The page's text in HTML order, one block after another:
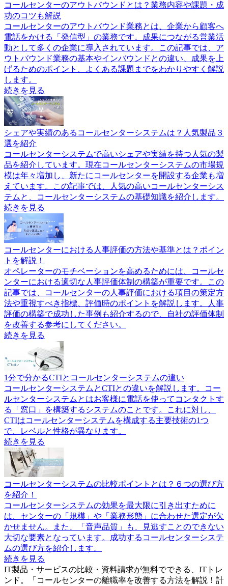
コールセンターのアウトバウンドとは？業務内容や課題・成
功のコツも解説
コールセンターのアウトバウンド業務とは、企業から顧客へ
電話をかける「発信型」の業務です。成果につながる営業活
動として多くの企業に導入されています。この記事では、ア
ウトバウンド業務の基本やインバウンドとの違い、成果を上
げるためのポイント、よくある課題までをわかりやすく解説
します。
続きを見る
シェアや実績のあるコールセンターシステムは？人気製品３
選を紹介
コールセンターシステムで高いシェアや実績を持つ人気の製
品を紹介しています。現在コールセンターシステムの市場規
模は年々増加し、新たにコールセンターを開設する企業も増
えています。この記事では、人気の高いコールセンターシス
テムと、コールセンターシステムの基礎知識を紹介します。
続きを見る
コールセンターにおける人事評価の方法や基準とは？ポイン
トを解説！
オペレーターのモチベーションを高めるためには、コールセ
ンターにおける適切な人事評価体制の構築が重要です。この
記事では、コールセンターの人事評価における項目の策定方
法や重視すべき指標、評価時のポイントを解説します。人事
評価の構築で成功した事例も紹介するので、自社の評価体制
を改善する参考にしてください。
続きを見る
1分で分かるCTIとコールセンターシステムの違い
コールセンターシステムとCTIとの違いを解説します。コー
ルセンターシステムとはお客様に電話を使ってコンタクトす
る「窓口」を構築するシステムのことです。これに対し、
CTIはコールセンターシステムを構成する主要技術の1つ
で、レベルと性格が異なります。
続きを見る
コールセンターシステムの比較ポイントとは？６つの選び方
を紹介！
コールセンターシステムの効果を最大限に引き出すために
は、センターの「規模」や「業務形態」に合わせた選定が欠
かせません。また、「音声品質」も、見逃すことのできない
大切な要素となっています。成功するコールセンターシステ
ムの選び方を紹介します。
続きを見る
IT製品・サービスの比較・資料請求が無料でできる、ITトレ
ンド。「 コールセンターの離職率を改善する方法を解説！計